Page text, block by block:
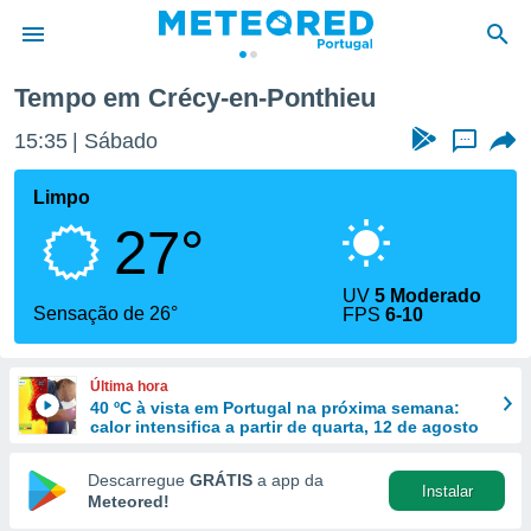
da
foi
fornecidas
a este
das
e
forma
digital
Tempo em Crécy-en-Ponthieu
15:35 Sábado ...
Limpo
27°
Sensação de 26°
UV5 Moderado
FPS6-10
Última hora
40 ºC à vista em Portugal na próxima semana:
calor intensifica a partir de quarta, 12 de agosto
Descarregue GRÁTIS a app da
Meteored!
Instalar